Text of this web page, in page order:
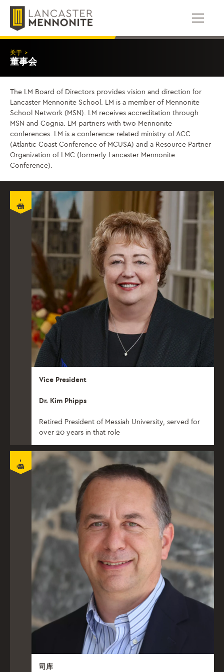
容
关于 >
董事会
The LM Board of Directors provides vision and direction for
Lancaster Mennonite School. LM is a member of Mennonite
School Network (MSN). LM receives accreditation through
MSN and Cognia. LM partners with two Mennonite
conferences. LM is a conference-related ministry of ACC
(Atlantic Coast Conference of MCUSA) and a Resource Partner
Organization of LMC (formerly Lancaster Mennonite
Conference).
官员 - 董事会主席
Vice President
Dr. Kim Phipps
Retired President of Messiah University, served for
over 20 years in that role
官员 - 财务主管
司库